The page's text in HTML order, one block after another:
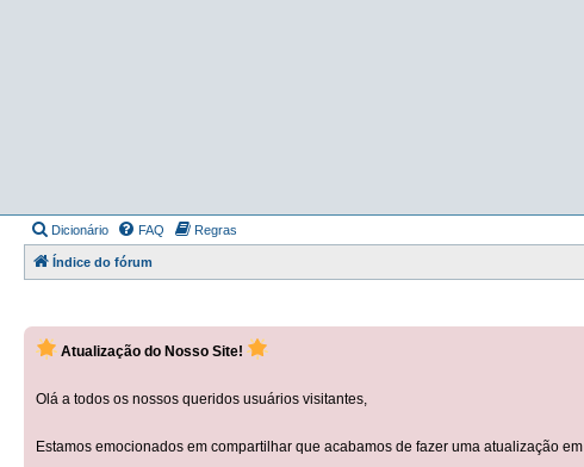
Dicionário FAQ Regras
Índice do fórum
Atualização do Nosso Site!
Olá a todos os nossos queridos usuários visitantes,
Estamos emocionados em compartilhar que acabamos de fazer uma atualização